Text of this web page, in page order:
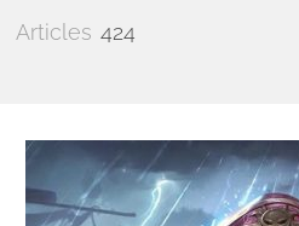
Articles 424